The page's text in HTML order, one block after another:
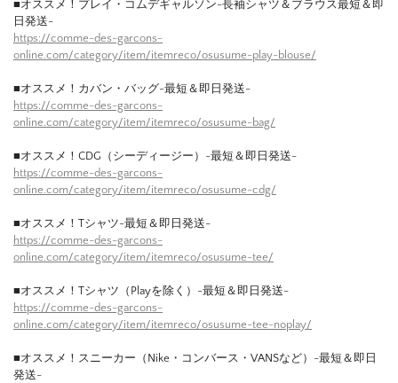
■オススメ！プレイ・コムデギャルソン-長袖シャツ＆ブラウス最短＆即
日発送-
https://comme-des-garcons-
online.com/category/item/itemreco/osusume-play-blouse/
■オススメ！カバン・バッグ-最短＆即日発送-
https://comme-des-garcons-
online.com/category/item/itemreco/osusume-bag/
■オススメ！CDG（シーディージー）-最短＆即日発送-
https://comme-des-garcons-
online.com/category/item/itemreco/osusume-cdg/
■オススメ！Tシャツ-最短＆即日発送-
https://comme-des-garcons-
online.com/category/item/itemreco/osusume-tee/
■オススメ！Tシャツ（Playを除く）-最短＆即日発送-
https://comme-des-garcons-
online.com/category/item/itemreco/osusume-tee-noplay/
■オススメ！スニーカー（Nike・コンバース・VANSなど）-最短＆即日
発送-